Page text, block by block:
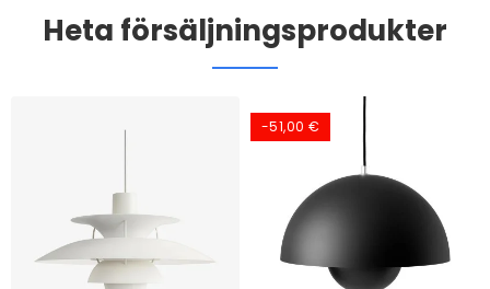
Heta försäljningsprodukter
-51,00 €